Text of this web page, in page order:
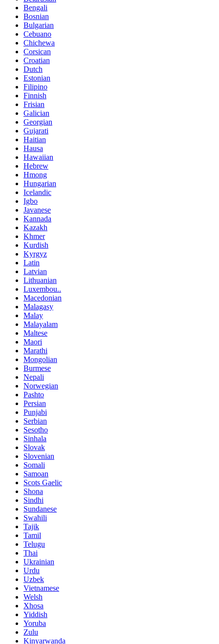
Bengali
Bosnian
Bulgarian
Cebuano
Chichewa
Corsican
Croatian
Dutch
Estonian
Filipino
Finnish
Frisian
Galician
Georgian
Gujarati
Haitian
Hausa
Hawaiian
Hebrew
Hmong
Hungarian
Icelandic
Igbo
Javanese
Kannada
Kazakh
Khmer
Kurdish
Kyrgyz
Latin
Latvian
Lithuanian
Luxembou..
Macedonian
Malagasy
Malay
Malayalam
Maltese
Maori
Marathi
Mongolian
Burmese
Nepali
Norwegian
Pashto
Persian
Punjabi
Serbian
Sesotho
Sinhala
Slovak
Slovenian
Somali
Samoan
Scots Gaelic
Shona
Sindhi
Sundanese
Swahili
Tajik
Tamil
Telugu
Thai
Ukrainian
Urdu
Uzbek
Vietnamese
Welsh
Xhosa
Yiddish
Yoruba
Zulu
Kinyarwanda